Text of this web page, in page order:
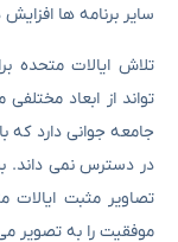
سایر برنامه ها افزایش
تلاش ایالات متحده
تواند از ابعاد
جامعه جوانی دارد که
در دسترس نمی داند.
تصاویر مثبت ایالات
موفقیت را به تصویر